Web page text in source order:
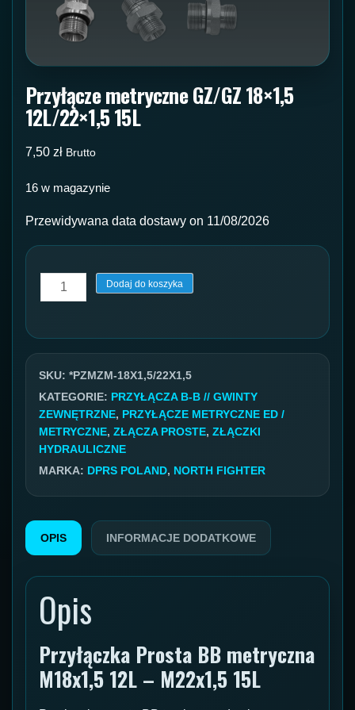
Przyłącze metryczne GZ/GZ 18×1,5
12L/22×1,5 15L
7,50 zł Brutto
16 w magazynie
Przewidywana data dostawy on 11/08/2026
ilość
Przyłącze
18x1,5
12L/22x1,5
15L
Dodaj do koszyka
SKU: *PZMZM-18X1,5/22X1,5
KATEGORIE: PRZYŁĄCZA B-B // GWINTY
ZEWNĘTRZNE, PRZYŁĄCZE METRYCZNE ED /
METRYCZNE, ZŁĄCZA PROSTE, ZŁĄCZKI
HYDRAULICZNE
MARKA: DPRS POLAND, NORTH FIGHTER
OPIS INFORMACJE DODATKOWE
Opis
Przyłączka Prosta BB metryczna
M18x1,5 12L – M22x1,5 15L